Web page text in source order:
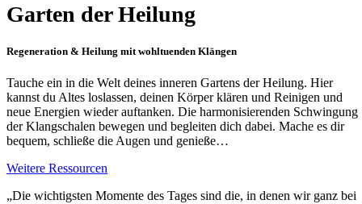
Garten der Heilung
Regeneration & Heilung mit wohltuenden Klängen
Tauche ein in die Welt deines inneren Gartens der Heilung. Hier
kannst du Altes loslassen, deinen Körper klären und Reinigen und
neue Energien wieder auftanken. Die harmonisierenden Schwingung
der Klangschalen bewegen und begleiten dich dabei. Mache es dir
bequem, schließe die Augen und genieße…
Weitere Ressourcen
„Die wichtigsten Momente des Tages sind die, in denen wir ganz bei